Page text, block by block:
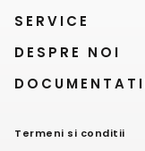
SERVICE
DESPRE NOI
Termeni si conditii